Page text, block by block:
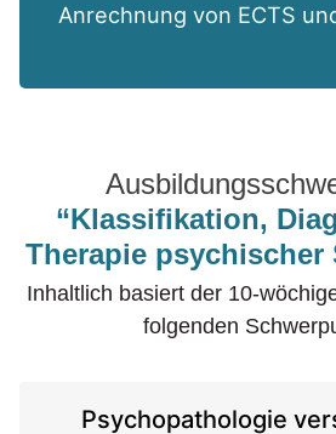
Anrechnung von ECTS
“Klassifikation,
Therapie psychischer
Inhaltlich basiert der 10-
folgenden
Psychopathologie